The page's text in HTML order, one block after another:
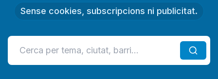
Sense cookies, subscripcions ni publicitat.